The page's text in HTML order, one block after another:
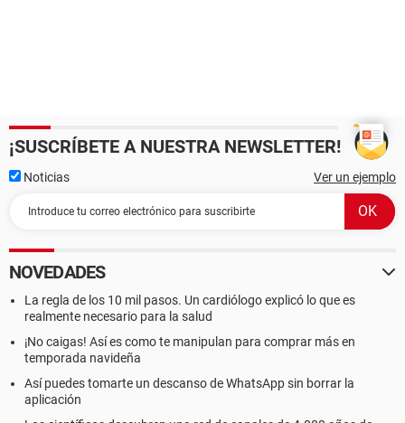
¡SUSCRÍBETE A NUESTRA NEWSLETTER!
Noticias Ver un ejemplo
NOVEDADES
La regla de los 10 mil pasos. Un cardiólogo explicó lo que es
realmente necesario para la salud
¡No caigas! Así es como te manipulan para comprar más en
temporada navideña
Así puedes tomarte un descanso de WhatsApp sin borrar la
aplicación